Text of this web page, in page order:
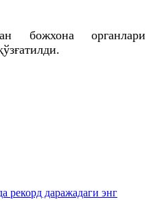
божхона органлари
рекорд даражадаги энг